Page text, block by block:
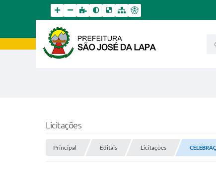
Licitações
Principal Editais Licitações